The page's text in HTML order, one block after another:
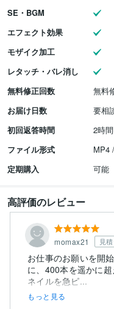
SE・BGM
エフェクト効果
モザイク加工
レタッチ・バレ消し
無料修正回数
無料
お届け日数
要相
初回返答時間
2時
ファイル形式
MP4
定期購入
可能
高評価のレビュー
momax21 見
お仕事のお願いを開
に、400本を遥かに
ネイルを急ピ...
もっと見る